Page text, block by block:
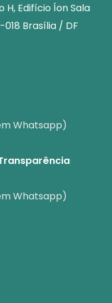
H, Edifício Íon Sala
Brasília / DF
Whatsapp)
Whatsapp)